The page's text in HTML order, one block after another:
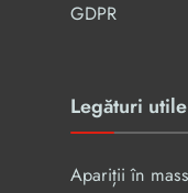
GDPR
Legături utile
Apariții în